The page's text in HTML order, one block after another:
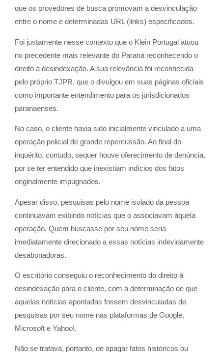
que os provedores de busca promovam a desvinculação
entre o nome e determinadas URL (links) especificados.
Foi justamente nesse contexto que o Klein Portugal atuou
no precedente mais relevante do Paraná reconhecendo o
direito à desindexação. A sua relevância foi reconhecida
pelo próprio TJPR, que o divulgou em suas páginas oficiais
como importante entendimento para os jurisdicionados
paranaenses.
No caso, o cliente havia sido inicialmente vinculado a uma
operação policial de grande repercussão. Ao final do
inquérito, contudo, sequer houve oferecimento de denúncia,
por se ter entendido que inexistiam indícios dos fatos
originalmente impugnados.
Apesar disso, pesquisas pelo nome isolado da pessoa
continuavam exibindo notícias que o associavam àquela
operação. Quem buscasse por seu nome seria
imediatamente direcionado a essas notícias indevidamente
desabonadoras.
O escritório conseguiu o reconhecimento do direito à
desindexação para o cliente, com a determinação de que
aquelas notícias apontadas fossem desvinculadas de
pesquisas por seu nome nas plataformas de Google,
Microsoft e Yahoo!.
Não se tratava, portanto, de apagar fatos históricos ou